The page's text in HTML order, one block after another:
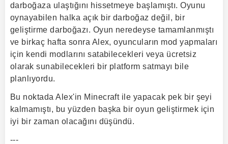
darboğaza ulaştığını hissetmeye başlamıştı. Oyunu
oynayabilen halka açık bir darboğaz değil, bir
geliştirme darboğazı. Oyun neredeyse tamamlanmıştı
ve birkaç hafta sonra Alex, oyuncuların mod yapmaları
için kendi modlarını satabilecekleri veya ücretsiz
olarak sunabilecekleri bir platform satmayı bile
planlıyordu.
Bu noktada Alex'in Minecraft ile yapacak pek bir şeyi
kalmamıştı, bu yüzden başka bir oyun geliştirmek için
iyi bir zaman olacağını düşündü.
---